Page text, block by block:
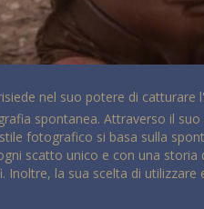
nel suo potere di
spontanea. Attraverso il
fotografico si basa sulla
scatto unico e con una
la sua scelta di